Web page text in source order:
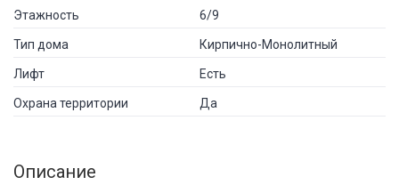
Этажность 6/9
Тип дома Кирпично-Монолитный
Лифт Есть
Охрана территории Да
Описание